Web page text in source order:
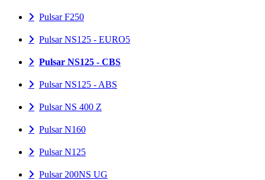
Pulsar F250
Pulsar NS125 - EURO5
Pulsar NS125 - CBS
Pulsar NS125 - ABS
Pulsar NS 400 Z
Pulsar N160
Pulsar N125
Pulsar 200NS UG